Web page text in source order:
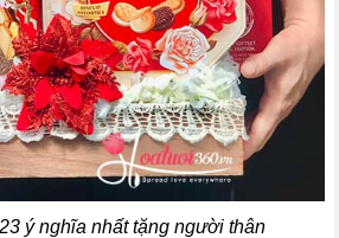
ý nghĩa nhất tặng người thân